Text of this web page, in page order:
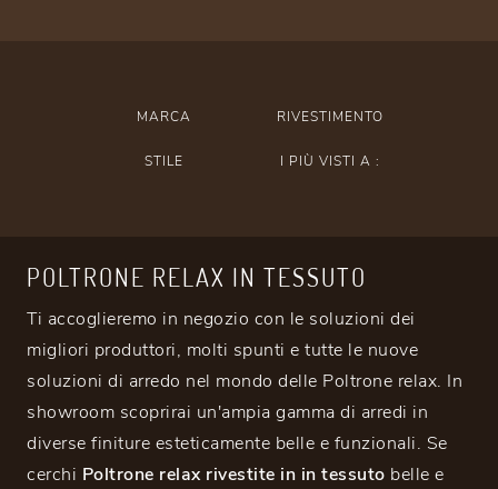
MARCA RIVESTIMENTO
STILE I PIÙ VISTI A :
POLTRONE RELAX IN TESSUTO
Ti accoglieremo in negozio con le soluzioni dei
migliori produttori, molti spunti e tutte le nuove
soluzioni di arredo nel mondo delle Poltrone relax. In
showroom scoprirai un'ampia gamma di arredi in
diverse finiture esteticamente belle e funzionali. Se
cerchi Poltrone relax rivestite in in tessuto belle e